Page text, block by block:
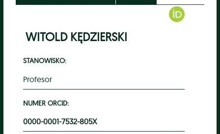
WITOLD KĘDZIERSKI
STANOWISKO:
Profesor
NUMER ORCID:
0000-0001-7532-805X